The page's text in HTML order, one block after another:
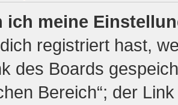
ich meine
registriert hast,
des Boards
Bereich“; der